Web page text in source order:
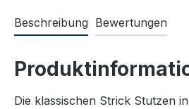
Beschreibung Bewertungen
Die klassischen Strick Stutzen